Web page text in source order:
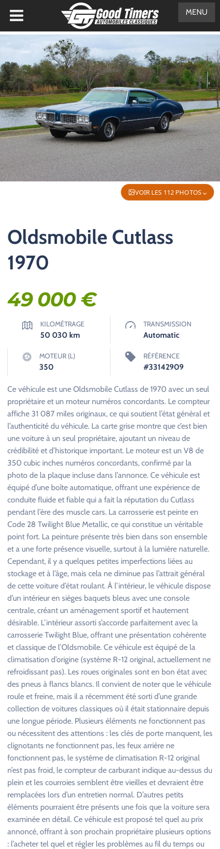
VOIR LES 112 PHOTOS
Oldsmobile Cutlass
1970
49 000€
KILOMÉTRAGE
50 030 km
TRANSMISSION
Automatic
MOTEUR (L)
350
RÉFÉRENCE
#33142909
Ce véhicule est une Oldsmobile Cutlass de 1970 avec un seul
propriétaire et un moteur numéros concordants. Le compteur
affiche 31 087 miles originaux, ce qui soutient l’état général et
l’authenticité du véhicule. La carte grise montre que c’est bien
une voiture à un seul propriétaire, ajoutant un niveau de
crédibilité et d’historique important. Le moteur est un V8 de
350 cubic inches numéros concordants, confirmé par la
photo de la plaque incluse dans l’annonce. Ce véhicule est
équipé d’une boîte automatique, offrant une expérience de
conduite fluide et fiable qui a fait la réputation du Cutlass
pendant l’ère des muscle cars. La carrosserie est peinte en
Code 28 Twilight Blue Metallic, ce qui constitue un véritable
point fort. La peinture présente très bien dans son ensemble
et a une forte présence visuelle, surtout à la lumière naturelle.
Cependant, il y a quelques petites imperfections liées au
stockage et à l’âge, mais cela ne diminue pas l’attrait général
de cette voiture d’état roulant. À l’intérieur, le véhicule dispose
d’un intérieur en sièges baquets bleus avec une console
centrale, créant un aménagement sportif et hautement
désirable. L’intérieur assorti s’accorde parfaitement avec la
carrosserie Twilight Blue, offrant une présentation cohérente
et classique de l’Oldsmobile. Ce véhicule est équipé de la
climatisation d’origine (système R-12 original, actuellement ne
refroidissant pas). Les roues originales sont en bon état avec
des pneus à flancs blancs. Il convient de noter que le véhicule
roule et freine, mais il a récemment été sorti d’une grande
collection de voitures classiques où il était stationnaire depuis
une longue période. Plusieurs éléments ne fonctionnent pas
ou nécessitent des attentions : les clés de porte manquent, les
clignotants ne fonctionnent pas, les feux arrière ne
fonctionnent pas, le système de climatisation R-12 original
n’est pas froid, le compteur de carburant indique au-dessus du
plein et les courroies semblent être vieilles et devraient être
remplacées lors d’un entretien normal. D’autres petits
éléments pourraient être présents une fois que la voiture sera
examinée en détail. Ce véhicule est proposé tel quel au prix
annoncé, offrant à son prochain propriétaire plusieurs options
: l’acheter tel quel et régler les problèmes au fil du temps ou
MENU